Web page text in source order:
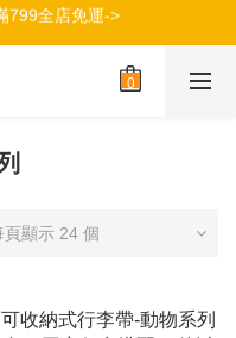
元購物金->
全店免運->
元購物金->
頁顯示 24 個